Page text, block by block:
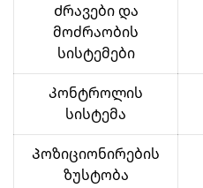
Ძრავები და
მოძრაობის
სისტემები
Კონტროლის
სისტემა
Პოზიციონირების
ზუსტობა